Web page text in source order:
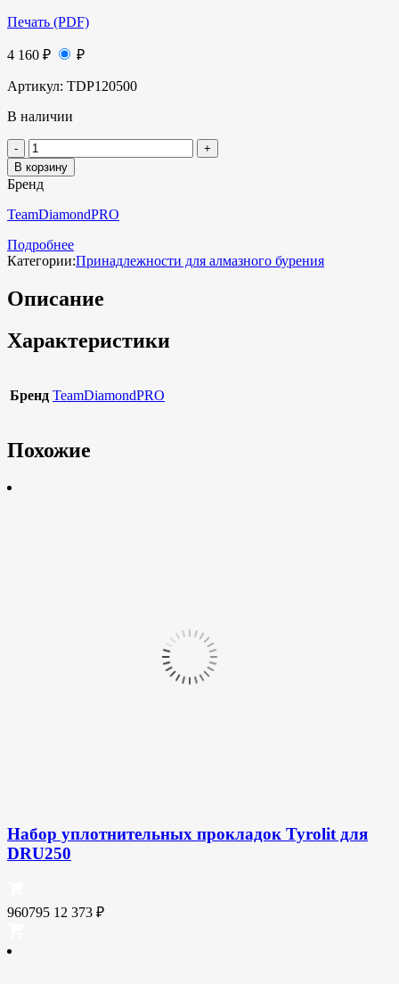
Печать (PDF)
4 160 ₽ ₽
Артикул: TDP120500
В наличии
В корзину
Бренд
TeamDiamondPRO
Подробнее
Категории:Принадлежности для алмазного бурения
Описание
Характеристики
Бренд TeamDiamondPRO
Похожие
Набор уплотнительных прокладок Tyrolit для
DRU250
960795 12 373 ₽